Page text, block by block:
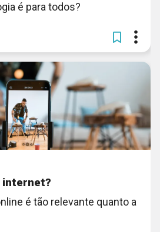
é para todos?
internet?
é tão relevante quanto a